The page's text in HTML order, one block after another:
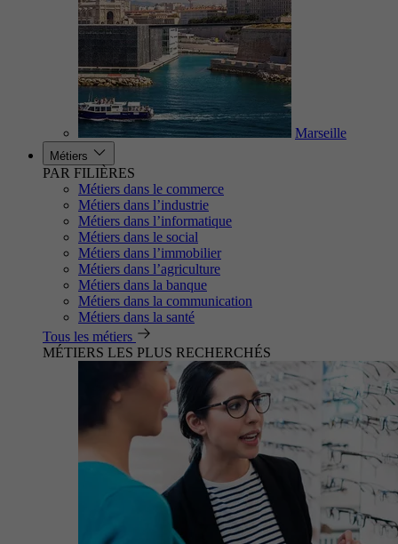
Marseille
Métiers
PAR FILIÈRES
Métiers dans le commerce
Métiers dans l’industrie
Métiers dans l’informatique
Métiers dans le social
Métiers dans l’immobilier
Métiers dans l’agriculture
Métiers dans la banque
Métiers dans la communication
Métiers dans la santé
Tous les métiers
MÉTIERS LES PLUS RECHERCHÉS